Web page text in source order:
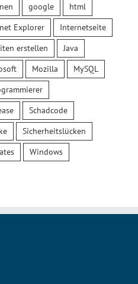
google
html
Explorer
Internetseite
erstellen
Java
Mozilla
MySQL
Schadcode
Sicherheitslücken
Windows